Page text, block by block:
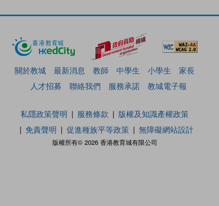
關於教城 最新消息 教師 中學生 小學生
家長
人才招募
聯絡我們 服務承諾 教城電子報
版權所有© 2026 香港教育城有限公司
私隱政策聲明 服務條款
版權及知識產權政策
免責聲明
促進種族平等政策 無障礙網站設計